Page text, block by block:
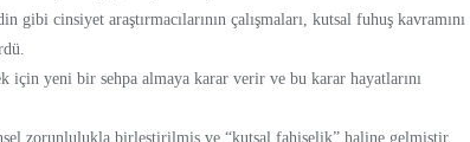
gibi cinsiyet araştırmacılarının çalışmaları, kutsal fuhuş kavramını
için yeni bir sehpa almaya karar verir ve bu karar hayatlarını
zorunlulukla birleştirilmiş ve “kutsal fahişelik” haline gelmiştir.